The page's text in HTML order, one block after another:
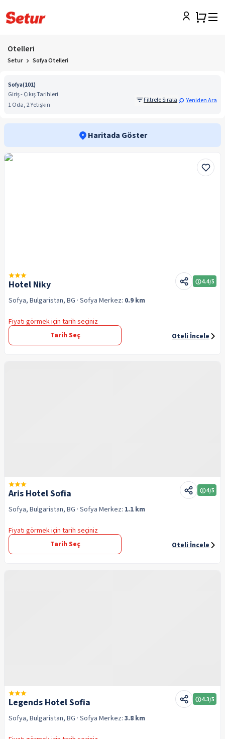
Otelleri
Setur Sofya Otelleri
Sofya(101)
Giriş - Çıkış Tarihleri
1 Oda, 2 Yetişkin
Filtrele Sırala Yeniden Ara
Haritada Göster
Hotel Niky 4.4/5
Sofya, Bulgaristan, BG · Sofya Merkez: 0.9 km
Fiyatı görmek için tarih seçiniz
Tarih Seç
Oteli İncele
Aris Hotel Sofia 4/5
Sofya, Bulgaristan, BG · Sofya Merkez: 1.1 km
Fiyatı görmek için tarih seçiniz
Tarih Seç
Oteli İncele
Legends Hotel Sofia 4.3/5
Sofya, Bulgaristan, BG · Sofya Merkez: 3.8 km